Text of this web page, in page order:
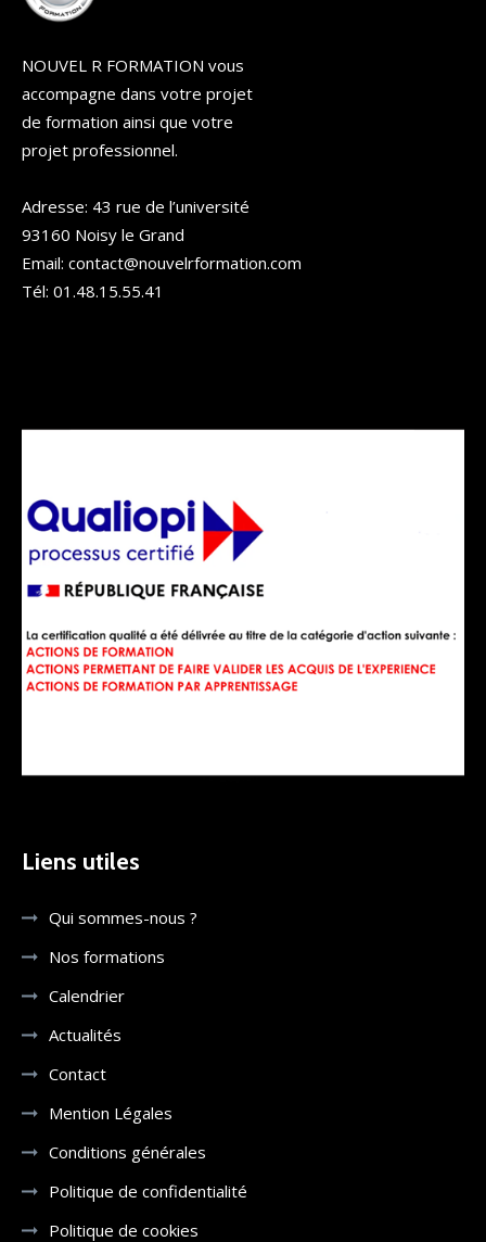
NOUVEL R FORMATION vous
accompagne dans votre projet
de formation ainsi que votre
projet professionnel.
Adresse: 43 rue de l’université
93160 Noisy le Grand
Email: contact@nouvelrformation.com
Tél: 01.48.15.55.41
Liens utiles
Qui sommes-nous ?
Nos formations
Calendrier
Actualités
Contact
Mention Légales
Conditions générales
Politique de confidentialité
Politique de cookies